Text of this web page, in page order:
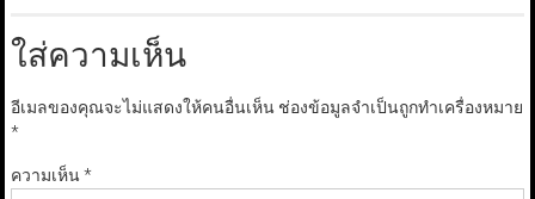
ใส่ความเห็น
อีเมลของคุณจะไม่แสดงให้คนอื่นเห็น ช่องข้อมูลจำเป็นถูกทำเครื่องหมาย
*
ความเห็น*